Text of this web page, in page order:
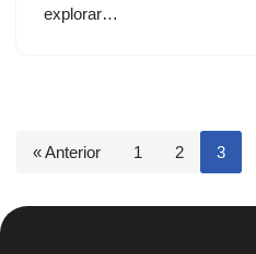
explorar…
« Anterior 1 2 3